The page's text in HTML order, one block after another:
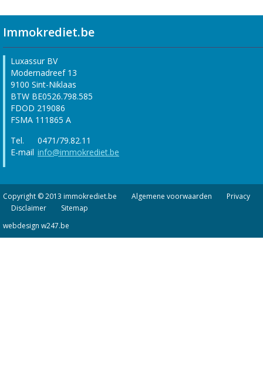
Immokrediet.be
Luxassur BV
Modernadreef 13
9100 Sint-Niklaas
BTW BE0526.798.585
FDOD 219086
FSMA 111865 A
Tel.
0471/79.82.11
E-mail info@immokrediet.be
Copyright © 2013 immokrediet.be Algemene voorwaarden
Privacy
Disclaimer
Sitemap
webdesign w247.be